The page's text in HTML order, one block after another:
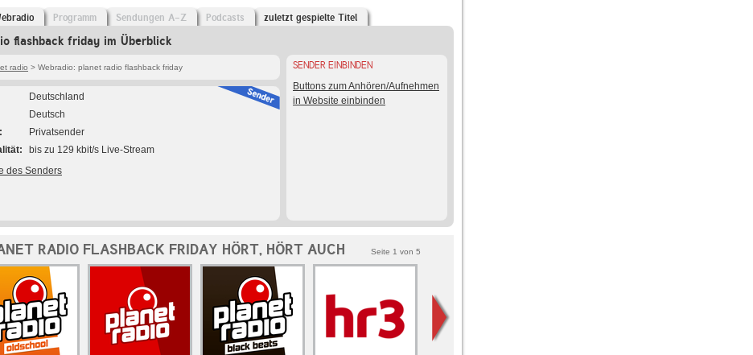
Programm Sendungen A-Z Podcasts zuletzt gespielte Titel
flashback friday im Überblick
radio > Webradio: planet radio flashback friday
Deutschland
Deutsch
Privatsender
bis zu 129 kbit/s Live-Stream
des Senders
SENDER EINBINDEN
Buttons zum Anhören/Aufnehmen
in Website einbinden
RADIO FLASHBACK FRIDAY HÖRT, HÖRT AUCH Seite 1 von 5